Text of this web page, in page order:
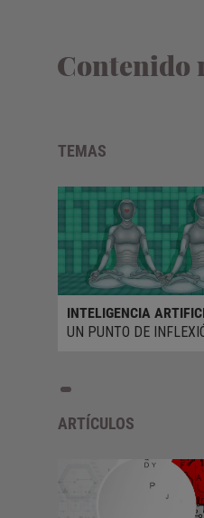
Contenido
TEMAS
INTELIGENCIA
UN PUNTO DE
ARTÍCULOS